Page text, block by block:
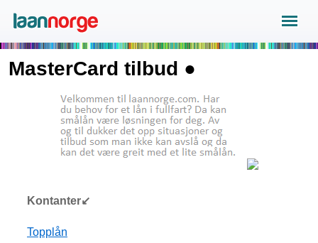
MasterCard tilbud ●
Kontanter↙
Topplån